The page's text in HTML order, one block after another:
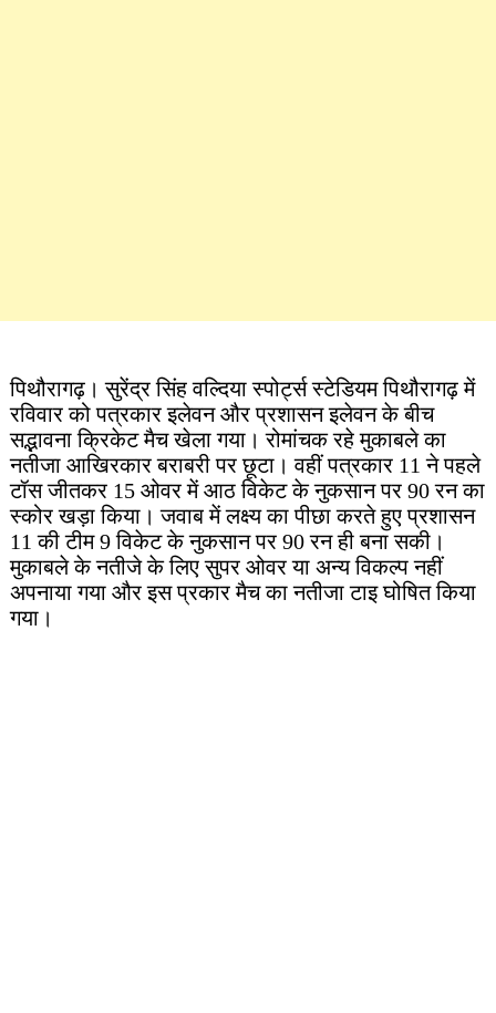
पिथौरागढ़। सुरेंद्र सिंह वल्दिया स्पोर्ट्स स्टेडियम पिथौरागढ़ में
रविवार को पत्रकार इलेवन और प्रशासन इलेवन के बीच
सद्भावना क्रिकेट मैच खेला गया। रोमांचक रहे मुकाबले का
नतीजा आखिरकार बराबरी पर छूटा। वहीं पत्रकार 11 ने पहले
टॉस जीतकर 15 ओवर में आठ विकेट के नुकसान पर 90 रन का
स्कोर खड़ा किया। जवाब में लक्ष्य का पीछा करते हुए प्रशासन
11 की टीम 9 विकेट के नुकसान पर 90 रन ही बना सकी।
मुकाबले के नतीजे के लिए सुपर ओवर या अन्य विकल्प नहीं
अपनाया गया और इस प्रकार मैच का नतीजा टाइ घोषित किया
गया।